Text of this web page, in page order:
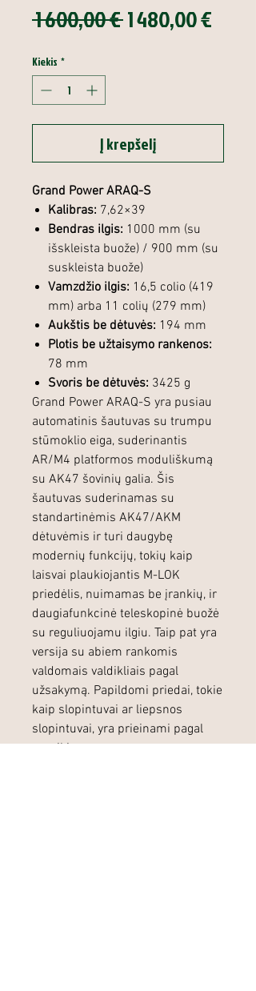
1 600,00 € Įprastinė
1 480,00 €
Kiekis *
Į krepšelį
Grand Power ARAQ-S
Kalibras: 7,62×39
Bendras ilgis: 1000 mm (su
išskleista buože) / 900 mm (su
suskleista buože)
Vamzdžio ilgis: 16,5 colio (419
mm) arba 11 colių (279 mm)
Aukštis be dėtuvės: 194 mm
Plotis be užtaisymo rankenos:
78 mm
Svoris be dėtuvės: 3425 g
Grand Power ARAQ-S yra pusiau
automatinis šautuvas su trumpu
stūmoklio eiga, suderinantis
AR/M4 platformos moduliškumą
su AK47 šovinių galia. Šis
šautuvas suderinamas su
standartinėmis AK47/AKM
dėtuvėmis ir turi daugybę
modernių funkcijų, tokių kaip
laisvai plaukiojantis M-LOK
priedėlis, nuimamas be įrankių, ir
daugiafunkcinė teleskopinė buožė
su reguliuojamu ilgiu. Taip pat yra
versija su abiem rankomis
valdomais valdikliais pagal
užsakymą. Papildomi priedai, tokie
kaip slopintuvai ar liepsnos
slopintuvai, yra prieinami pagal
poreikį.